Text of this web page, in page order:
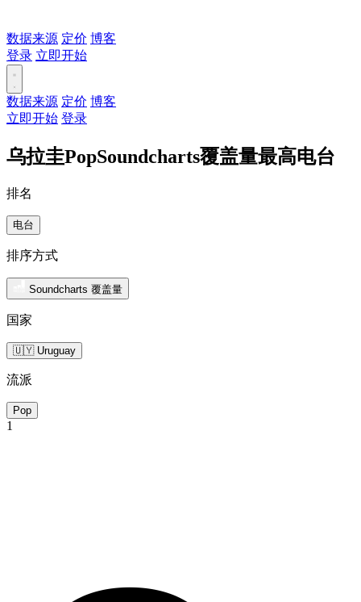
数据来源 定价 博客
登录 立即开始
数据来源 定价 博客
立即开始 登录
乌拉圭PopSoundcharts覆盖量最高电台
排名
电台
排序方式
Soundcharts 覆盖量
国家
🇺🇾 Uruguay
流派
Pop
1